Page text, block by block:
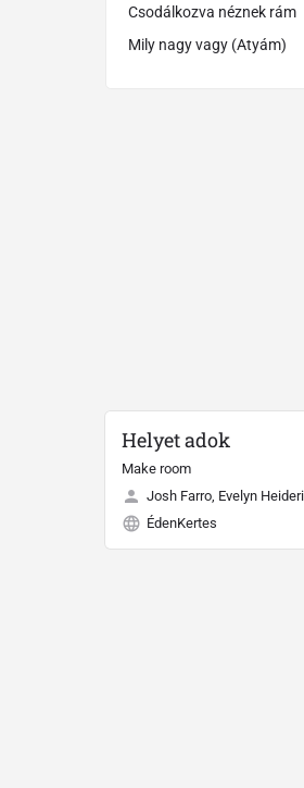
Csodálkozva néznek rám
Mily nagy vagy (Atyám)
Helyet adok
Make room
Josh Farro, Evelyn
ÉdenKertes